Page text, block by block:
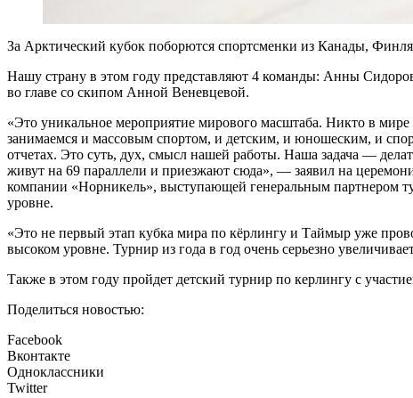
За Арктический кубок поборются спортсменки из Канады,
Нашу страну в этом году представляют 4 команды: Анны
во главе со скипом Анной Веневцевой.
«Это уникальное мероприятие мирового масштаба. Никто в
занимаемся и массовым спортом, и детским, и юношеским, и
отчетах. Это суть, дух, смысл нашей работы. Наша задача —
живут на 69 параллели и приезжают сюда», — заявил на
компании «Норникель», выступающей генеральным партнером
уровне.
«Это не первый этап кубка мира по кёрлингу и Таймыр уже
высоком уровне. Турнир из года в год очень серьезно
Также в этом году пройдет детский турнир по керлингу с
Поделиться новостью:
Facebook
Вконтакте
Одноклассники
Twitter